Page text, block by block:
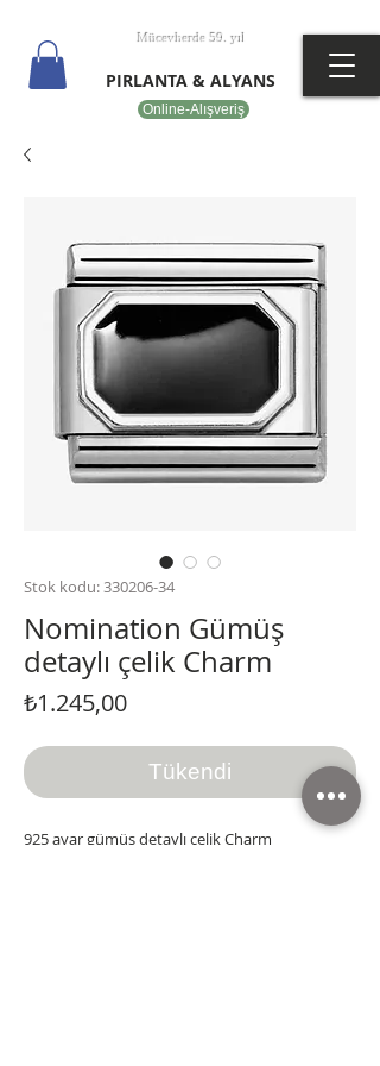
Online-Alışveriş
Mücevherde 59. yıl
PIRLANTA & ALYANS
Stok kodu: 330206-34
Nomination Gümüş
detaylı çelik Charm
₺1.245,00Fiyat
Tükendi
925 ayar gümüş detaylı çelik Charm